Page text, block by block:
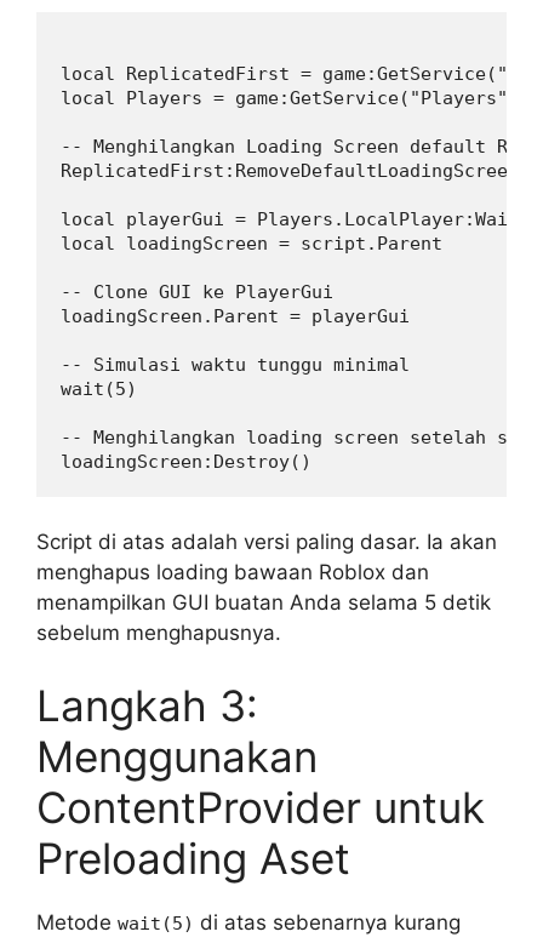
local ReplicatedFirst =
local Players = game:GetService("Players")
-- Menghilangkan Loading Screen default
ReplicatedFirst:RemoveDefaultLoadingScreen()
local playerGui =
local loadingScreen = script.Parent
-- Clone GUI ke PlayerGui
loadingScreen.Parent = playerGui
-- Simulasi waktu tunggu minimal
wait(5)
-- Menghilangkan loading screen setelah
Script di atas adalah versi paling dasar. Ia akan
menghapus loading bawaan Roblox dan
menampilkan GUI buatan Anda selama 5 detik
sebelum menghapusnya.
Langkah 3:
Menggunakan
ContentProvider untuk
Preloading Aset
Metode wait(5) di atas sebenarnya kurang